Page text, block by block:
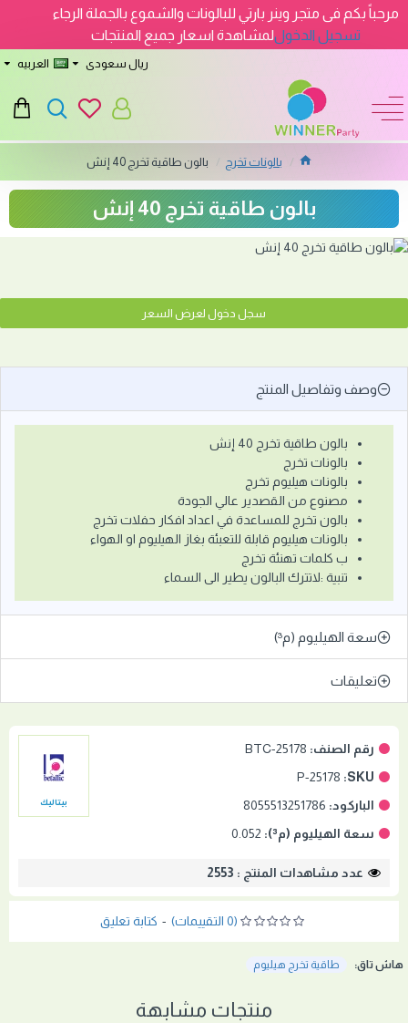
مرحباً بكم فى متجر وينر بارتي للبالونات والشموع بالجملة الرجاء
تسجيل الدخوللمشاهدة اسعار جميع المنتجات
ريال سعودى العربيه
بالونات تخرج بالون طاقية تخرج 40 إنش
بالون طاقية تخرج 40 إنش
رقم الصنف: BTC-25178
SKU:
25178-P
الباركود: 8055513251786
سعة الهيليوم (م³):
0.052
بيتاليك
عدد مشاهدات المنتج : 2553
(0 التقييمات) - كتابة تعليق
سجل دخول لعرض السعر
وصف وتفاصيل المنتج
بالون طاقية تخرج 40 إنش
بالونات تخرج
بالونات هيليوم تخرج
مصنوع من القصدير عالي الجودة
بالون تخرج للمساعدة في اعداد افكار حفلات تخرج
بالونات هيليوم قابلة للتعبئة بغاز الهيليوم او الهواء
ب كلمات تهنئة تخرج
تنبية :لاتترك البالون يطير الى السماء
سعة الهيليوم (م³)
تعليقات
هاش تاق: طاقية تخرج هيليوم
منتجات مشابهة